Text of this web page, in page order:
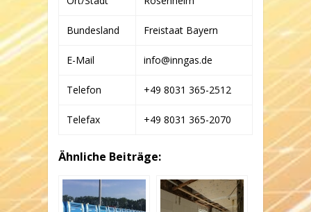
Bundesland Freistaat Bayern
E-Mail info@inngas.de
Telefon +49 8031 365-2512
Telefax +49 8031 365-2070
Ähnliche Beiträge: